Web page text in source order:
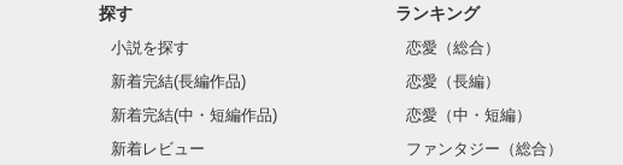
探す
小説を探す
新着完結(長編作品)
新着完結(中・短編作品)
新着レビュー
ランキング
恋愛（総合）
恋愛（長編）
恋愛（中・短編）
ファンタジー（総合）